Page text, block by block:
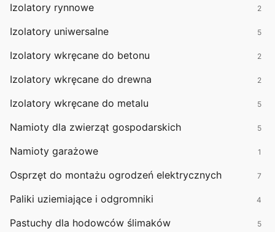
Izolatory rynnowe 2
Izolatory uniwersalne 5
Izolatory wkręcane do betonu 2
Izolatory wkręcane do drewna 2
Izolatory wkręcane do metalu 5
Namioty dla zwierząt gospodarskich 5
Namioty garażowe 1
Osprzęt do montażu ogrodzeń elektrycznych 7
Paliki uziemiające i odgromniki 4
Pastuchy dla hodowców ślimaków 5